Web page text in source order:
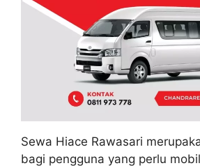
Sewa Hiace Rawasari
bagi pengguna yang perlu